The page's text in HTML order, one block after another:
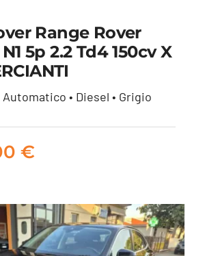
Rover Range
Evoque N1 5p
td4 150cv X
9.900,00
Range Rover
5p 2.2 Td4 150cv X
Automatico • Diesel • Grigio
€